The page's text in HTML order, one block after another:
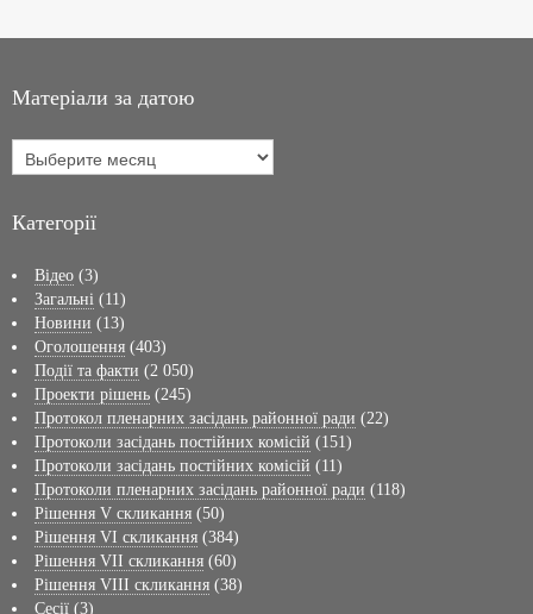
Матеріали за датою
Категорії
Відео (3)
Загальні (11)
Новини (13)
Оголошення (403)
Події та факти (2 050)
Проекти рішень (245)
Протокол пленарних засідань районної ради (22)
Протоколи засідань постійних комісій (151)
Протоколи засідань постійних комісій (11)
Протоколи пленарних засідань районної ради (118)
Рішення V скликання (50)
Рішення VI скликання (384)
Рішення VII скликання (60)
Рішення VIII скликання (38)
Сесії (3)